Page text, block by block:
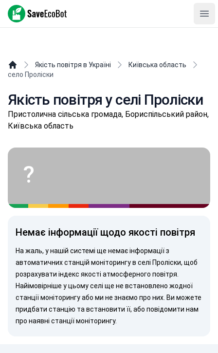
SaveEcoBot
Якість повітря в Україні
Київська область
село Проліски
Якість повітря у селі Проліски
Пpистoличнa сільська громада, Бориспільський район,
Київська область
?
Немає інформації щодо якості повітря
На жаль, у нашій системі ще немає інформації з
автоматичних станцій моніторингу в селі Проліски, щоб
розрахувати індекс якості атмосферного повітря.
Найімовірніше у цьому селі ще не встановлено жодної
станції моніторингу або ми не знаємо про них. Ви можете
придбати станцію та встановити її, або повідомити нам
про наявні станції моніторингу.